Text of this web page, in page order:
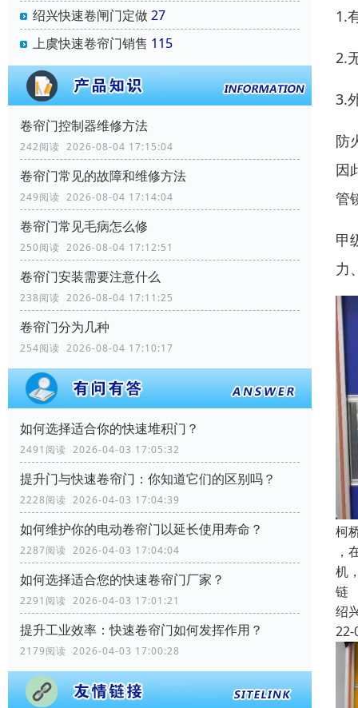
绍兴快速卷闸门定做27
上虞快速卷帘门销售 115
卷帘门控制器维修方法
242阅读 2026-08-04 17:15:04
卷帘门常见的故障和维修方法
249阅读 2026-08-04 17:14:04
卷帘门常见毛病怎么修
250阅读 2026-08-04 17:12:51
卷帘门安装需要注意什么
238阅读 2026-08-04 17:11:25
卷帘门分为几种
254阅读 2026-08-04 17:10:17
如何选择适合你的快速堆积门？
2491阅读 2026-04-03 17:05:32
提升门与快速卷帘门：你知道它们的区别吗？
2228阅读 2026-04-03 17:04:39
如何维护你的电动卷帘门以延长使用寿命？
2287阅读 2026-04-03 17:04:04
如何选择适合您的快速卷帘门厂家？
2291阅读 2026-04-03 17:01:21
提升工业效率：快速卷帘门如何发挥作用？
2179阅读 2026-04-03 17:00:28
1.
2.
3.
防
因
管
甲
力
柯
，
机
链
绍
22-